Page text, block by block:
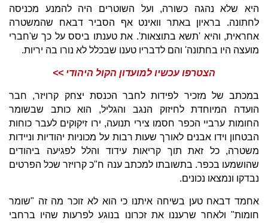
היא שלא נהגה כשורה, ועל השוטרים היה להמנע מכניסה
לחתונה. בראיון באתר וואינט אף הסביר דבאח שהמשטרה
אחראית, והיא 'תשא בתוצאות'. את טענתו ביסס על כך ש'חברי
מועצה היו בחתונה' והם לדבריו טענו שבכלל לא נורו בה יריות.
הצטרפו עכשיו למועדון הקול היהודי >>
במכתב של מזכיר לפידות לחבר הכנסת יצחק קרויזר, חבר
הועדה המיוחדת לחיזוק הנגב והגליל, הוא כותב שבשומר
החומות ערביי הכפר חסמו צירי תנועה, ירו זיקוקים לעבר כוחות
הבטחון וידו אבנים לאורך שעות רבות על מכוניות יהודיות וניידות
משטרה, כל זאת תוך קריאות עידוד והלל לפגיעה ביהודים
שהושמעו בכפר. בתשובתו למכתב ענה ח"כ קרויזר שכל הפרטים
נבדקו ונמצאו נכונים.
אחמד דבאח טען בשיחה איתנו כי הוא לא זוכר מה זה "שומר
חומות" ולאחר שרעננו את זכרונו בנוגע לפרעות שהיו ברחבי